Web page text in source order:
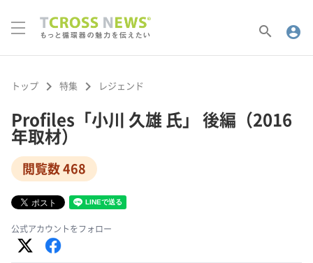
search account_circle
トップ keyboard_arrow_right 特集 keyboard_arrow_right レジェンド
Profiles「小川 久雄 氏」 後編（2016
年取材）
閲覧数 468
公式アカウントをフォロー